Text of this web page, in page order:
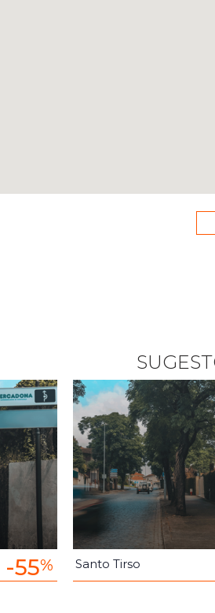
-55% Santo Tirso